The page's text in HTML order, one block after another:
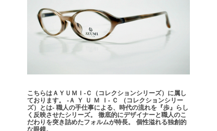
こちらはＡＹＵＭＩ-Ｃ（コレクションシリーズ）に属し
ております。
-Ａ Ｙ Ｕ Ｍ Ｉ- Ｃ （コレクションシリー
ズ）とは- 職人の手仕事による、時代の流れを『歩』らし
く反映させたシリーズ。
徹底的にデザイナーと職人のこ
だわりを突き詰めたフォルムが特長。
個性溢れる独創的
な眼鏡。